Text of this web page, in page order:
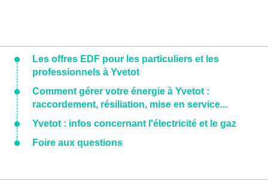
Les offres EDF pour les particuliers et les
professionnels à Yvetot
Comment gérer votre énergie à Yvetot :
raccordement, résiliation, mise en service...
Yvetot : infos concernant l'électricité et le gaz
Foire aux questions